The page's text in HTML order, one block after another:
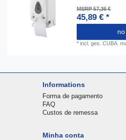
MSRP 57,36 €
45,89 € *
*incl. ges. CUBA.
Informations
Forma de pagamento
FAQ
Custos de remessa
Minha conta